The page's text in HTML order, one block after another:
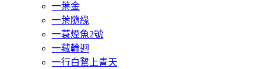
一葉金
一葉隨緣
一蓑煙魚2號
一藏輪迴
一行白鷺上青天